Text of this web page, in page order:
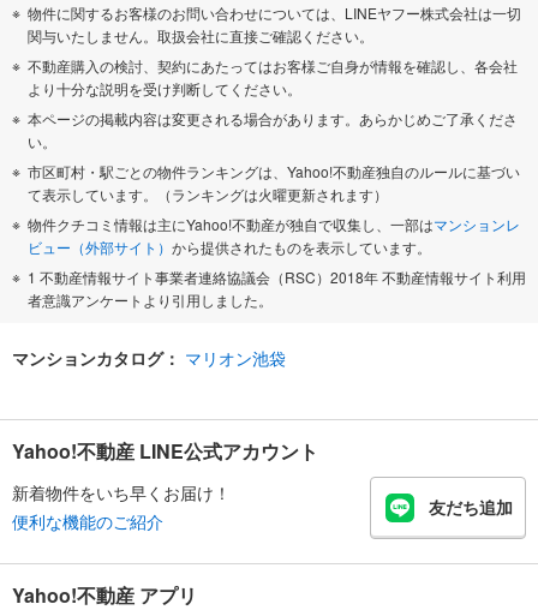
物件に関するお客様のお問い合わせについては、LINEヤフー株式会社は一切
関与いたしません。取扱会社に直接ご確認ください。
不動産購入の検討、契約にあたってはお客様ご自身が情報を確認し、各会社
より十分な説明を受け判断してください。
本ページの掲載内容は変更される場合があります。あらかじめご了承くださ
い。
市区町村・駅ごとの物件ランキングは、Yahoo!不動産独自のルールに基づい
て表示しています。（ランキングは火曜更新されます）
物件クチコミ情報は主にYahoo!不動産が独自で収集し、一部はマンションレ
ビュー（外部サイト） から提供されたものを表示しています。
1 不動産情報サイト事業者連絡協議会（RSC）2018年 不動産情報サイト利用
者意識アンケートより引用しました。
マンションカタログ： マリオン池袋
Yahoo!不動産 LINE公式アカウント
新着物件をいち早くお届け！
便利な機能のご紹介
友だち追加
Yahoo!不動産 アプリ